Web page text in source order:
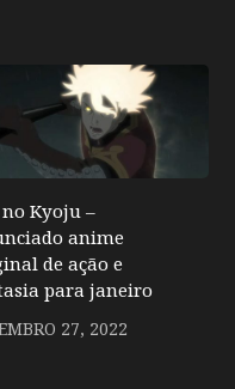
Kyoju –
anime
de ação e
para janeiro
27, 2022